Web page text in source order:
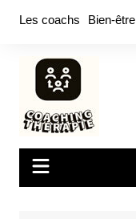
Les coachs Bien-être